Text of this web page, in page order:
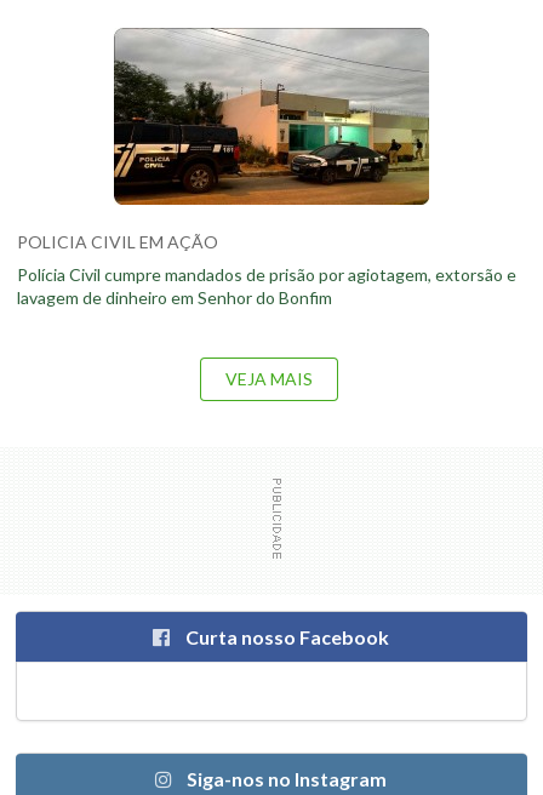
POLICIA CIVIL EM AÇÃO
Polícia Civil cumpre mandados de prisão por agiotagem, extorsão e
lavagem de dinheiro em Senhor do Bonfim
VEJA MAIS
Curta nosso Facebook
Siga-nos no Instagram